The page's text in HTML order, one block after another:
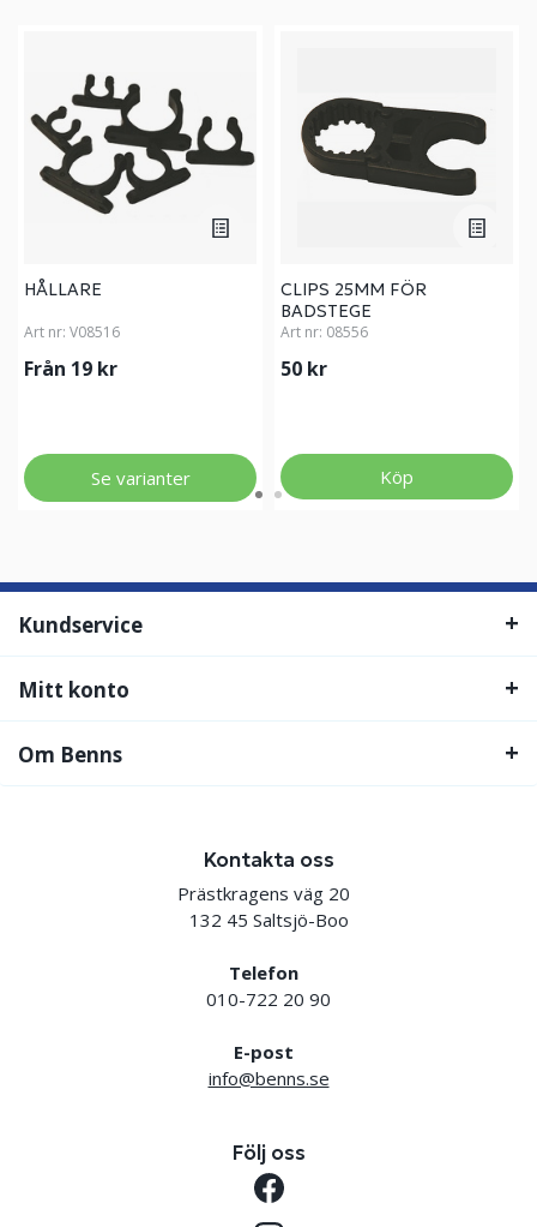
HÅLLARE
Art nr: V08516
Från 19 kr
Se varianter
CLIPS 25MM FÖR
BADSTEGE
Art nr: 08556
50 kr
Köp
Kundservice
Mitt konto
Om Benns
Kontakta oss
Prästkragens väg 20
132 45 Saltsjö-Boo
Telefon
010-722 20 90
E-post
info@benns.se
Följ oss